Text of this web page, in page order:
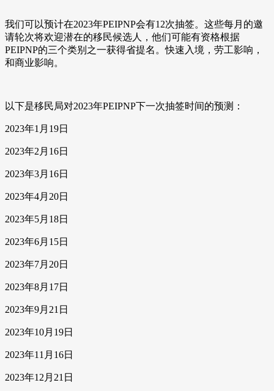
我们可以预计在2023年PEIPNP会有12次抽签。这些每月的邀
请轮次将欢迎潜在的移民候选人，他们可能有资格根据
PEIPNP的三个类别之一获得省提名。快速入境，劳工影响，
和商业影响。
以下是移民局对2023年PEIPNP下一次抽签时间的预测：
2023年1月19日
2023年2月16日
2023年3月16日
2023年4月20日
2023年5月18日
2023年6月15日
2023年7月20日
2023年8月17日
2023年9月21日
2023年10月19日
2023年11月16日
2023年12月21日